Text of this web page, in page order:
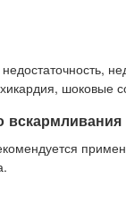
шоковые
вскармливания